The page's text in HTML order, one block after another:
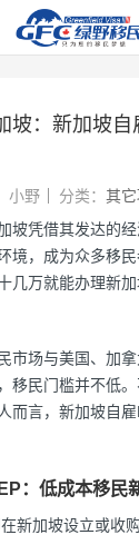
坡：新加坡自
小野 分类： 其它
坡凭借其发达的
境，成为众多移民
几万就能办理新
市场与美国、加
移民门槛并不低
而言，新加坡自
：低成本移民
新加坡设立或收